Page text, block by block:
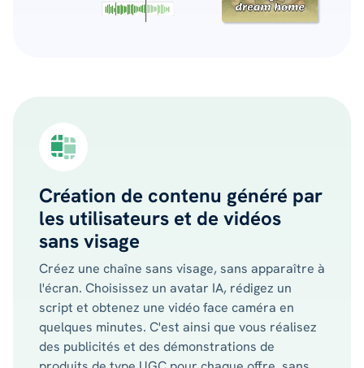
Création de contenu généré par
les utilisateurs et de vidéos
sans visage
Créez une chaîne sans visage, sans apparaître à
l'écran. Choisissez un avatar IA, rédigez un
script et obtenez une vidéo face caméra en
quelques minutes. C'est ainsi que vous réalisez
des publicités et des démonstrations de